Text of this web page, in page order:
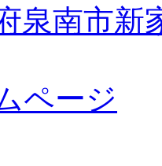
泉南市新
ページ